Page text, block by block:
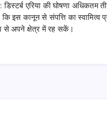
एरिया की घोषणा अधिकतम
इस कानून से संपत्ति का स्वामित्व
से अपने क्षेत्र में रह सकें।